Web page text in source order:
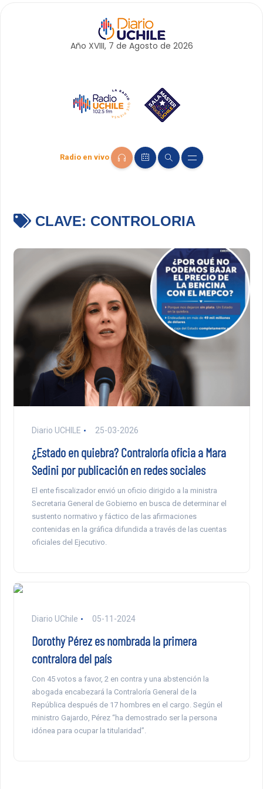
Año XVIII, 7 de Agosto de 2026
Radio en vivo
CLAVE: CONTROLORIA
Diario UCHILE 25-03-2026
¿Estado en quiebra? Contraloría oficia a Mara
Sedini por publicación en redes sociales
El ente fiscalizador envió un oficio dirigido a la ministra
Secretaria General de Gobierno en busca de determinar el
sustento normativo y fáctico de las afirmaciones
contenidas en la gráfica difundida a través de las cuentas
oficiales del Ejecutivo.
Diario UChile 05-11-2024
Dorothy Pérez es nombrada la primera
contralora del país
Con 45 votos a favor, 2 en contra y una abstención la
abogada encabezará la Contraloría General de la
República después de 17 hombres en el cargo. Según el
ministro Gajardo, Pérez “ha demostrado ser la persona
idónea para ocupar la titularidad”.